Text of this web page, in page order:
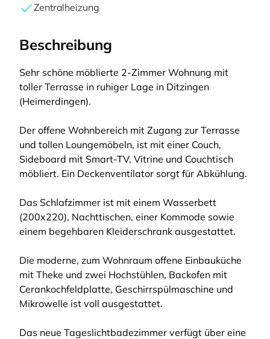
Zentralheizung
Beschreibung
Sehr schöne möblierte 2-Zimmer Wohnung mit
toller Terrasse in ruhiger Lage in Ditzingen
(Heimerdingen).
Der offene Wohnbereich mit Zugang zur Terrasse
und tollen Loungemöbeln, ist mit einer Couch,
Sideboard mit Smart-TV, Vitrine und Couchtisch
möbliert. Ein Deckenventilator sorgt für Abkühlung.
Das Schlafzimmer ist mit einem Wasserbett
(200x220), Nachttischen, einer Kommode sowie
einem begehbaren Kleiderschrank ausgestattet.
Die moderne, zum Wohnraum offene Einbauküche
mit Theke und zwei Hochstühlen, Backofen mit
Cerankochfeldplatte, Geschirrspülmaschine und
Mikrowelle ist voll ausgestattet.
Das neue Tageslichtbadezimmer verfügt über eine